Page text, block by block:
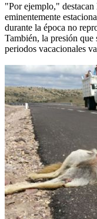
"Por ejemplo," destacan
eminentemente
durante la época no
También, la presión que
periodos vacacionales